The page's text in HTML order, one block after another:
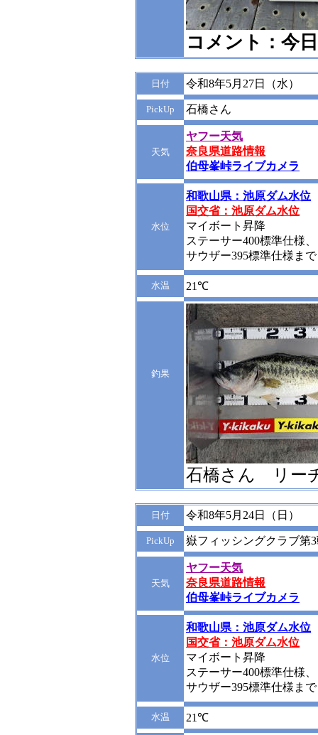
コメント：今
日付 令和8年5月27日（水）
PickUp 石橋さん
天気
ヤフー天気
奈良県道路情報
伯母峯峠ライブカメラ
水位
和歌山県：池原ダム水位
国交省：池原ダム水位
マイボート昇降
ステーサー400標準仕様、
サウザー395標準仕様まで
水温 21℃
釣果
石橋さん リー
日付 令和8年5月24日（日）
PickUp 嶽フィッシングクラブ第
天気
ヤフー天気
奈良県道路情報
伯母峯峠ライブカメラ
水位
和歌山県：池原ダム水位
国交省：池原ダム水位
マイボート昇降
ステーサー400標準仕様、
サウザー395標準仕様まで
水温 21℃